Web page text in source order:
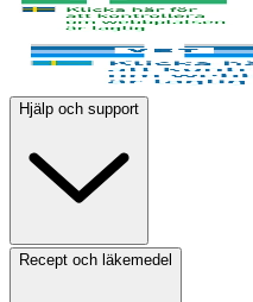
Hjälp och support
Recept och läkemedel